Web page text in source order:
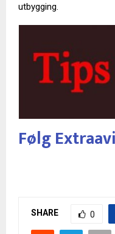
utbygging.
Følg
SHARE 0